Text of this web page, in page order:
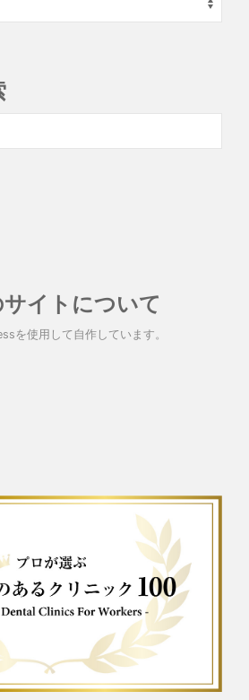
サイトについて
を使用して自作しています。